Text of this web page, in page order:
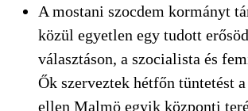
A mostani szocdem kormányt
közül egyetlen egy tudott
választáson, a szocialista és
Ők szerveztek hétfőn tüntetést
ellen Malmö egyik központi